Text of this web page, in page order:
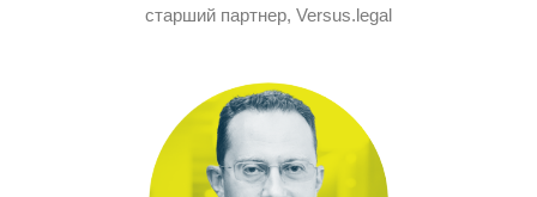
cтарший партнер, Versus.legal